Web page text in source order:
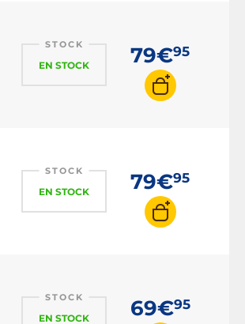
STOCK
EN STOCK 79€95
STOCK
EN STOCK 79€95
STOCK
EN STOCK 69€95